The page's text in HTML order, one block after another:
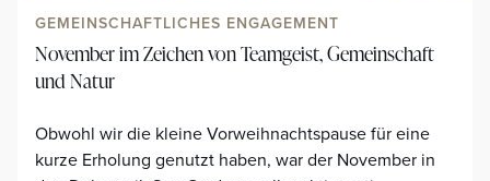
GEMEINSCHAFTLICHES ENGAGEMENT
November im Zeichen von Teamgeist, Gemeinschaft
und Natur
Obwohl wir die kleine Vorweihnachtspause für eine
kurze Erholung genutzt haben, war der November in